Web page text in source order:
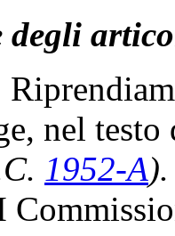
degli
nel
1952-A).